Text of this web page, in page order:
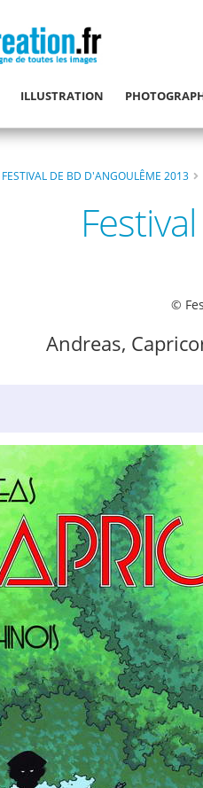
ILLUSTRATION
FESTIVAL DE BD D'ANGOULÊME 2013
©
Andreas,